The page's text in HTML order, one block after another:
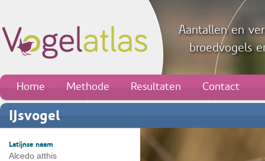
Aantallen en
broedvogels
Home Methode Resultaten Contact
IJsvogel
Latijnse naam
Alcedo atthis